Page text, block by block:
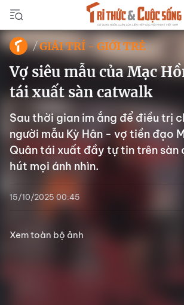
GIẢI TRÍ - GIỚI TRẺ
Vợ siêu mẫu của Mạc
tái xuất sàn catwalk
Sau thời gian im ắng để điều trị
người mẫu Kỳ Hân - vợ tiền đạo
Quân tái xuất đầy tự tin trên
hút mọi ánh nhìn.
15/10/2025 00:45
Xem toàn bộ ảnh